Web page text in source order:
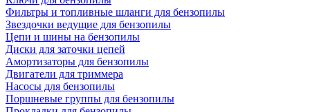
Фильтры и топливные шланги для бензопилы
Звездочки ведущие для бензопилы
Цепи и шины на бензопилы
Диски для заточки цепей
Амортизаторы для бензопилы
Двигатели для триммера
Насосы для бензопилы
Поршневые группы для бензопилы